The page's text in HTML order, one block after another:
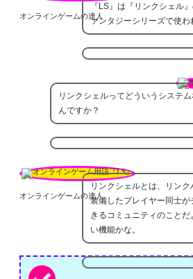
オンラインゲームの達人
『LS』は『リンクシェル
ァンタジーシリーズで使わ
リンクシェルってどういうシステム
んですか？
オンラインゲームの達人
リンクシェルとは、リン
装備したプレイヤー同士
きるコミュニティのこと
い機能かな。